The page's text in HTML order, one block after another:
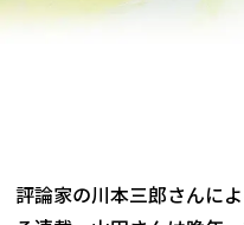
評論家の川本三郎さんに